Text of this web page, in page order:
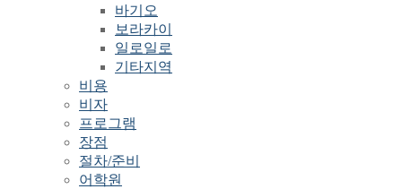
바기오
보라카이
일로일로
기타지역
비용
비자
프로그램
장점
절차/준비
어학원